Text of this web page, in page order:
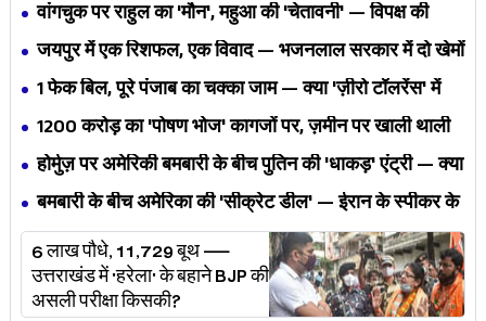
वांगचुक पर राहुल का 'मौन', महुआ की 'चेतावनी' — विपक्ष की
एकता BJP का नैरेटिव बदलने से पहले बिखर रही है?
जयपुर में एक रिशफल, एक विवाद — भजनलाल सरकार में दो खेमों
की जंग अब छुपेगी कैसे?
1 फेक बिल, पूरे पंजाब का चक्का जाम — क्या 'ज़ीरो टॉलरेंस' में
अपनी ही यूनियनों से घिर गए भगवंत मान?
₹1200 करोड़ का 'पोषण भोज' कागजों पर, ज़मीन पर खाली थाली
— MP के बच्चों का निवाला कौन निगल रहा है?
होर्मुज़ पर अमेरिकी बमबारी के बीच पुतिन की 'धाकड़' एंट्री — क्या
ट्रंप-ईरान की जंग अब महायुद्ध बनेगी?
बमबारी के बीच अमेरिका की 'सीक्रेट डील' — ईरान के स्पीकर के
खुलासे ने असली खेल बेनक़ाब किया?
6 लाख पौधे, 11,729 बूथ —
उत्तराखंड में 'हरेला' के बहाने BJP की
असली परीक्षा किसकी?